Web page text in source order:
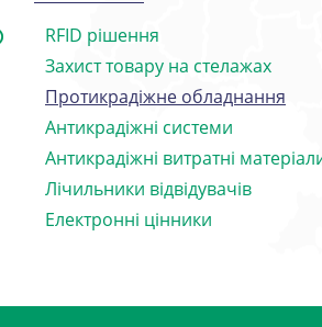
RFID рішення
Захист товару на стелажах
Протикрадіжне обладнання
Антикрадіжні системи
Антикрадіжні витратні
Лічильники відвідувачів
Електронні цінники